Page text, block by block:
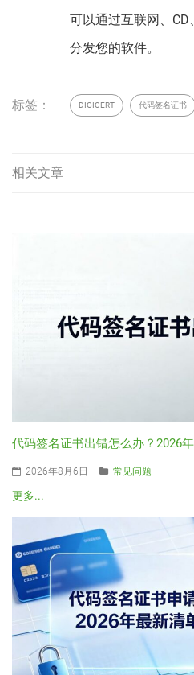
可以通过互联网、
分发您的软件。
标签： DIGICERT 代码签名证书
相关文章
代码签名证书出错怎么办？2026
2026年8月6日 常见问题
更多...